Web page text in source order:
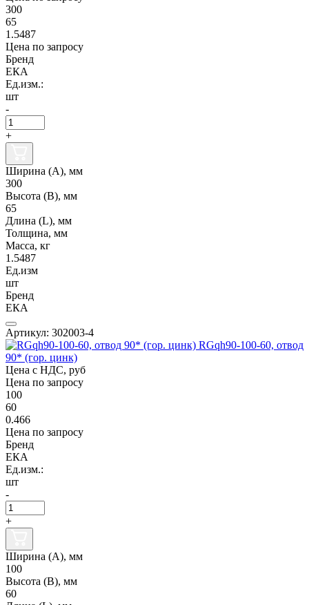
300
65
1.5487
Цена по запросу
Бренд
ЕКА
Ед.изм.:
шт
-
+
Ширина (А), мм
300
Высота (В), мм
65
Длина (L), мм
Толщина, мм
Масса, кг
1.5487
Ед.изм
шт
Бренд
ЕКА
Артикул: 302003-4
RGqh90-100-60, отвод
90* (гор. цинк)
Цена с НДС, руб
Цена по запросу
100
60
0.466
Цена по запросу
Бренд
ЕКА
Ед.изм.:
шт
-
+
Ширина (А), мм
100
Высота (В), мм
60